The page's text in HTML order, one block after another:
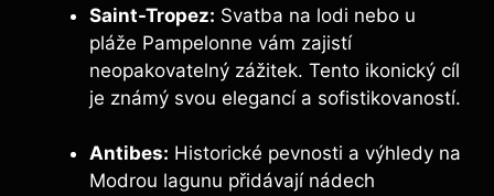
Saint-Tropez: Svatba na lodi nebo u
pláže Pampelonne vám zajistí
neopakovatelný zážitek. Tento ikonický cíl
je známý svou elegancí a sofistikovaností.
Antibes: Historické pevnosti a výhledy na
Modrou lagunu přidávají nádech